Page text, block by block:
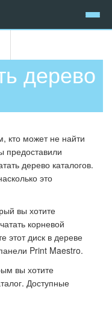
дерево
кто может не найти
предоставили
дерево каталогов.
это
вы хотите
корневой
этот диск в дереве
Print Maestro.
вы хотите
Доступные